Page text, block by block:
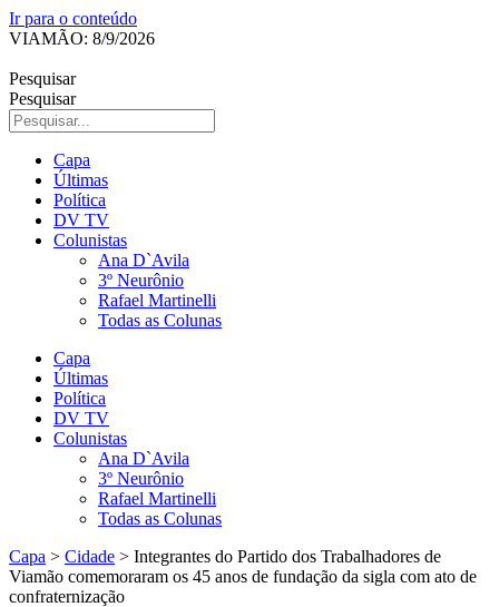
Ir para o conteúdo
VIAMÃO: 8/9/2026
Pesquisar
Pesquisar
Capa
Últimas
Política
DV TV
Colunistas
Ana D`Avila
3º Neurônio
Rafael Martinelli
Todas as Colunas
Capa
Últimas
Política
DV TV
Colunistas
Ana D`Avila
3º Neurônio
Rafael Martinelli
Todas as Colunas
Capa > Cidade > Integrantes do Partido dos Trabalhadores de
Viamão comemoraram os 45 anos de fundação da sigla com ato de
confraternização